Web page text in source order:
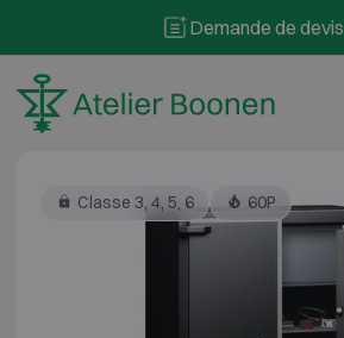
Demande de devis
Classe 3, 4, 5, 6 60P